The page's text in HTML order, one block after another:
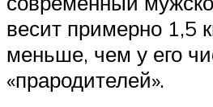
весит примерно 1,5
меньше, чем у его
«прародителей».